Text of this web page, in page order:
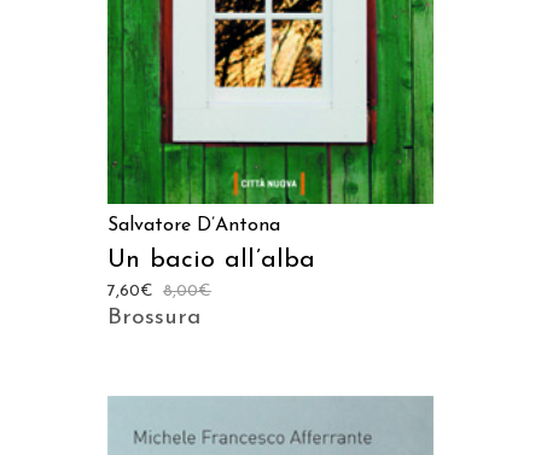
Salvatore D’Antona
Un bacio all’alba
8,00€
7,60€
Brossura